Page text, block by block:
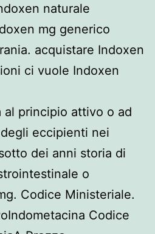
naturale
mg generico
acquistare Indoxen
ci vuole Indoxen
al principio attivo o ad
eccipienti nei
dei anni storia di
o
Codice Ministeriale.
Codice